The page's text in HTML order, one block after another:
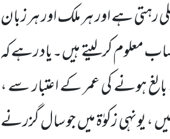
رہتی ہے اور ہر ملک اور ہر زبان
کرلیتے ہیں۔یاد رہے کہ
ہونے کی عمر کے اعتبار سے ،
یونہی زکوٰۃ میں جو سال گزرنے